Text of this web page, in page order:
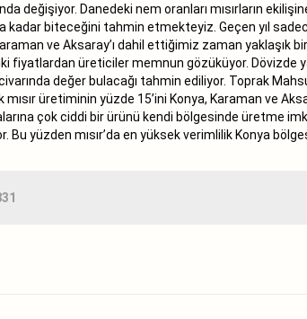
değişiyor. Danedeki nem oranları mısırların
kadar biteceğini tahmin etmekteyiz. Geçen yıl
ve Aksaray’ı dahil ettiğimiz zaman yaklaşık
fiyatlardan üreticiler memnun gözüküyor. Dövizde
değer bulacağı tahmin ediliyor. Toprak
üretiminin yüzde 15’ini Konya, Karaman ve
çok ciddi bir ürünü kendi bölgesinde üretme
Bu yüzden mısır’da en yüksek verimlilik Konya